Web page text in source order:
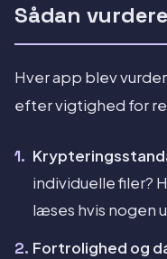
Sådan
Hver app blev
efter vigtighed for
individuelle filer?
læses hvis nogen
Fortrolighed og